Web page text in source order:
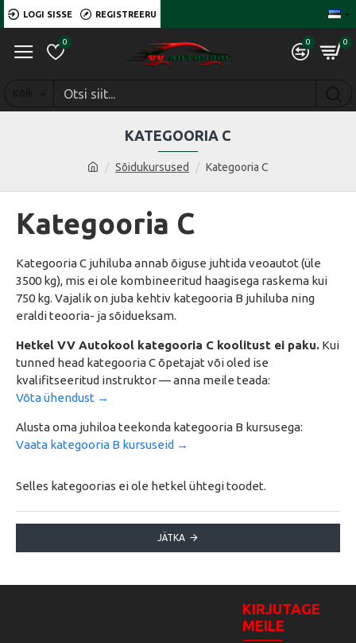
LOGI SISSE REGISTREERU
0 0 0
Sõidukursused Kategooria C
KATEGOORIA C
Kategooria C
Kategooria C juhiluba annab õiguse juhtida veoautot (üle
3500 kg), mis ei ole kombineeritud haagisega raskema kui
750 kg. Vajalik on juba kehtiv kategooria B juhiluba ning
eraldi teooria- ja sõidueksam.
Hetkel VV Autokool kategooria C koolitust ei paku. Kui
tunned head kategooria C õpetajat või oled ise
kvalifitseeritud instruktor — anna meile teada:
Võta ühendust →
Alusta oma juhiloa teekonda kategooria B kursusega:
Vaata kategooria B kursuseid →
Selles kategoorias ei ole hetkel ühtegi toodet.
JÄTKA
KIRJUTAGE
MEILE